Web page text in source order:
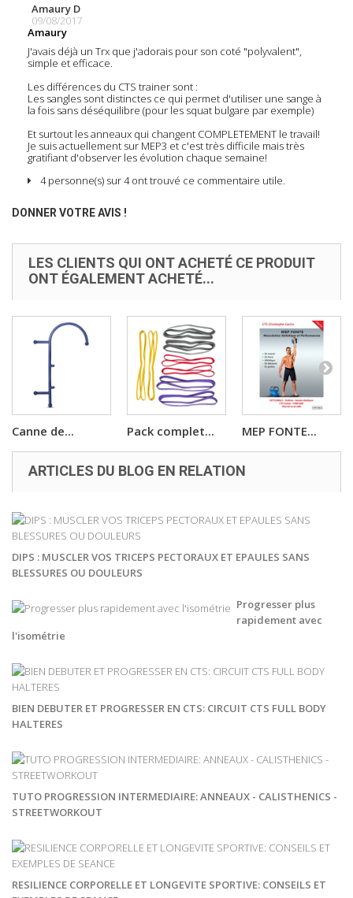
Amaury D
09/08/2017
Amaury
J'avais déjà un Trx que j'adorais pour son coté "polyvalent",
simple et efficace.
Les différences du CTS trainer sont :
Les sangles sont distinctes ce qui permet d'utiliser une sange à
la fois sans déséquilibre (pour les squat bulgare par exemple)
Et surtout les anneaux qui changent COMPLETEMENT le travail!
Je suis actuellement sur MEP3 et c'est très difficile mais très
gratifiant d'observer les évolution chaque semaine!
4 personne(s) sur 4 ont trouvé ce commentaire utile.
DONNER VOTRE AVIS !
LES CLIENTS QUI ONT ACHETÉ CE PRODUIT
ONT ÉGALEMENT ACHETÉ...
Canne de... Pack complet... MEP FONTE...
ARTICLES DU BLOG EN RELATION
DIPS : MUSCLER VOS TRICEPS PECTORAUX ET EPAULES SANS
BLESSURES OU DOULEURS
Progresser plus
rapidement avec
l'isométrie
BIEN DEBUTER ET PROGRESSER EN CTS: CIRCUIT CTS FULL BODY
HALTERES
TUTO PROGRESSION INTERMEDIAIRE: ANNEAUX - CALISTHENICS -
STREETWORKOUT
RESILIENCE CORPORELLE ET LONGEVITE SPORTIVE: CONSEILS ET